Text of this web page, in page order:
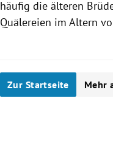
häufig die älteren
Quälereien im Altern
Zur Startseite Mehr